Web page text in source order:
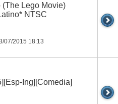
(The Lego Movie)
NTSC
07/2015 18:13
Ing][Comedia]